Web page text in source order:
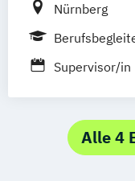
Nürnberg
Supervisor/in
Alle 4